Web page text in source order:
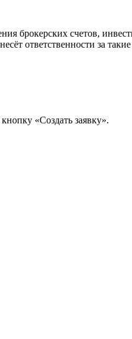
брокерских счетов,
ответственности за
«Создать заявку».